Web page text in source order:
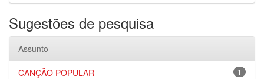
Sugestões de pesquisa
Assunto
1
CANÇÃO POPULAR